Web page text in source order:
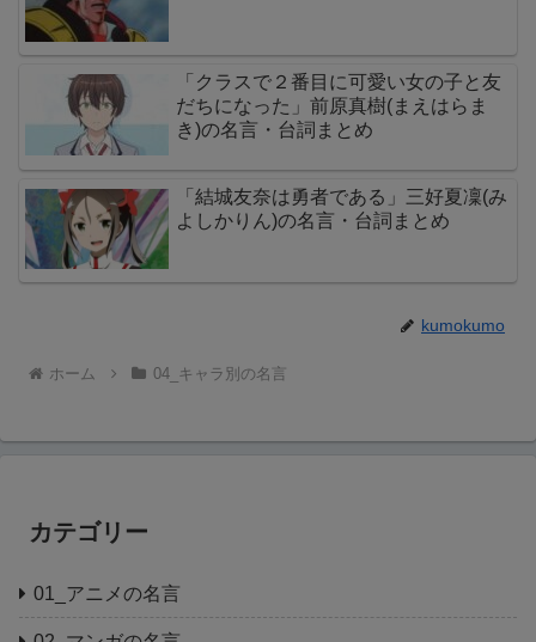
「クラスで２番目に可愛い女の子と友
だちになった」前原真樹(まえはらま
き)の名言・台詞まとめ
「結城友奈は勇者である」三好夏凜(み
よしかりん)の名言・台詞まとめ
kumokumo
ホーム 04_キャラ別の名言
カテゴリー
01_アニメの名言